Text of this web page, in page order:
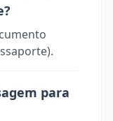
para